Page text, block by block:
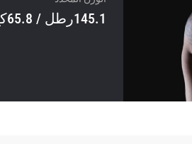
145.1رطل / 65.8كغ